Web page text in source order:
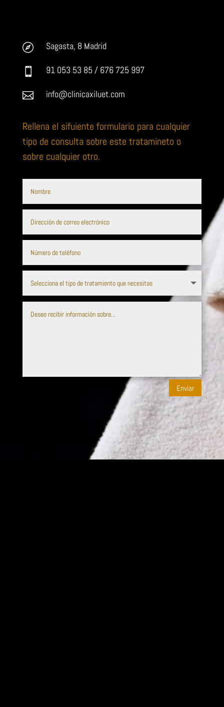
 Sagasta, 8 Madrid
 91 053 53 85 / 676 725 997
 info@clinicaxiluet.com
Rellena el sifuiente formulario para cualquier
tipo de consulta sobre este tratamineto o
sobre cualquier otro.
Enviar